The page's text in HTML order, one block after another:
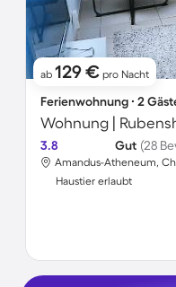
ab 129 € pro Nacht
Ferienwohnung ∙ 2
3.8 Gut (28
Amandus-Atheneum,
Haustier erlaubt